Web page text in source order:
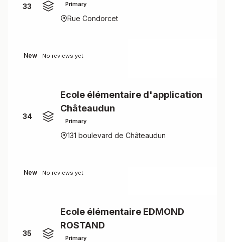
33 Primary
Rue Condorcet
New No reviews yet
34
Ecole élémentaire d'application
Châteaudun
Primary
131 boulevard de Châteaudun
New No reviews yet
35
Ecole élémentaire EDMOND
ROSTAND
Primary